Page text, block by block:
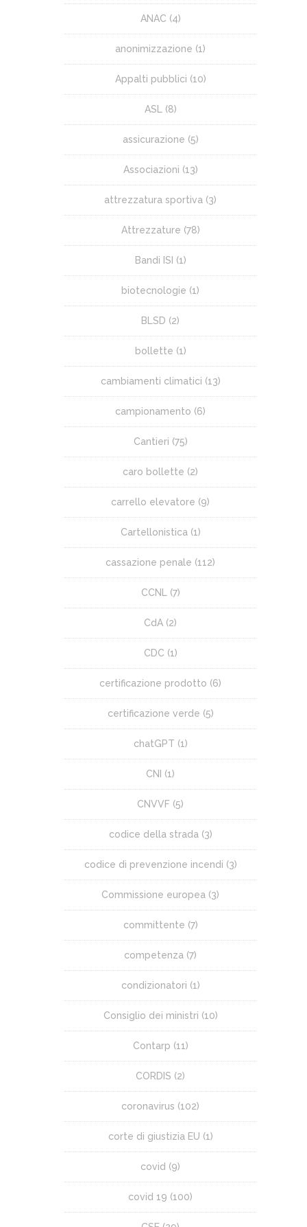
ANAC (4)
anonimizzazione (1)
Appalti pubblici (10)
ASL (8)
assicurazione (5)
Associazioni (13)
attrezzatura sportiva (3)
Attrezzature (78)
Bandi ISI (1)
biotecnologie (1)
BLSD (2)
bollette (1)
cambiamenti climatici (13)
campionamento (6)
Cantieri (75)
caro bollette (2)
carrello elevatore (9)
Cartellonistica (1)
cassazione penale (112)
CCNL (7)
CdA (2)
CDC (1)
certificazione prodotto (6)
certificazione verde (5)
chatGPT (1)
CNI (1)
CNVVF (5)
codice della strada (3)
codice di prevenzione incendi (3)
Commissione europea (3)
committente (7)
competenza (7)
condizionatori (1)
Consiglio dei ministri (10)
Contarp (11)
CORDIS (2)
coronavirus (102)
corte di giustizia EU (1)
covid (9)
covid 19 (100)